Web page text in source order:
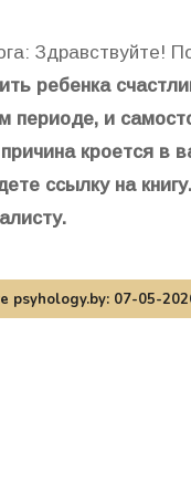
Здравствуйте!
ребенка
периоде, и
кроется в
ссылку на
psyhology.by: 07-05-